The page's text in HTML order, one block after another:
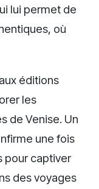
lui permet de
où
éditions
les
de Venise. Un
une fois
pour captiver
des voyages